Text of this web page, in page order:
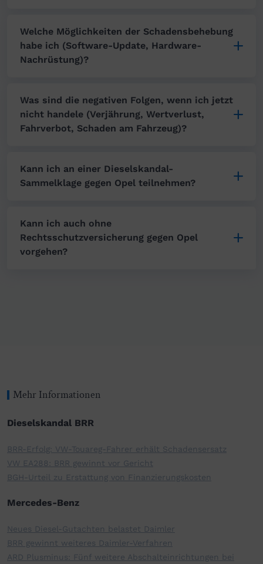
Welche Möglichkeiten der Schadensbehebung
habe ich (Software-Update, Hardware-
Nachrüstung)?
Was sind die negativen Folgen, wenn ich jetzt
nicht handele (Verjährung, Wertverlust,
Fahrverbot, Schaden am Fahrzeug)?
Kann ich an einer Dieselskandal-
Sammelklage gegen Opel teilnehmen?
Kann ich auch ohne
Rechtsschutzversicherung gegen Opel
vorgehen?
Mehr Informationen
Dieselskandal BRR
BRR-Erfolg: VW-Touareg-Fahrer erhält Schadensersatz
VW EA288: BRR gewinnt vor Gericht
BGH-Urteil zu Erstattung von Finanzierungskosten
Mercedes-Benz
Neues Diesel-Gutachten belastet Daimler
BRR gewinnt weiteres Daimler-Verfahren
ARD Plusminus: Fünf weitere Abschalteinrichtungen bei